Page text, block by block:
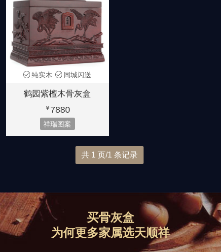
金丝楠木
8880元起
大叶楠木
6880元起
简洁素雅 小号骨灰盒
纯实木 同城闪送
鹤园紫檀木骨灰盒
￥ 7880
祥瑞图案
共 1 页/1 条记录
买骨灰盒
为何更多家属选天顺祥